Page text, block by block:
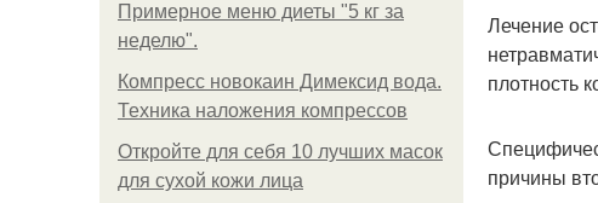
Примерное меню диеты "5 кг за
неделю".
Компресс новокаин Димексид вода.
Техника наложения компрессов
Откройте для себя 10 лучших масок
для сухой кожи лица
Лечение
плотность
причины